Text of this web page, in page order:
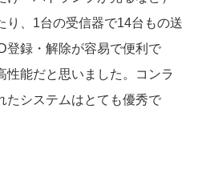
り、1台の受信器で14台もの送
登録・解除が容易で便利で
性能だと思いました。コンラ
たシステムはとても優秀で